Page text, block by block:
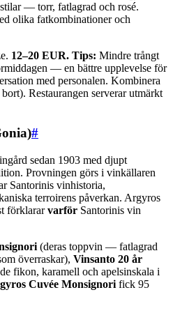
— torr, fatlagrad och rosé.
olika fatkombinationer och
12–20 EUR. Tips: Mindre trångt
— en bättre upplevelse för
med personalen. Kombinera
Restaurangen serverar utmärkt
#
sedan 1903 med djupt
Provningen görs i vinkällaren
Santorinis vinhistoria,
terroirens påverkan. Argyros
förklararvarför Santorinis vin
(deras toppvin — fatlagrad
överraskar), Vinsanto 20 år
fikon, karamell och apelsinskala i
Cuvée Monsignori fick 95